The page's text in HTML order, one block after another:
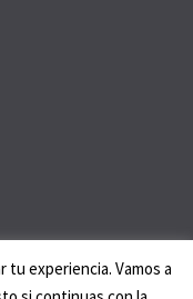
tu experiencia. Vamos a